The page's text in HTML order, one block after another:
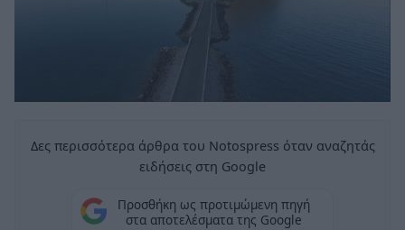
Δες περισσότερα άρθρα του Notospress όταν αναζητάς
ειδήσεις στη Google
Προσθήκη ως προτιμώμενη πηγή
στα αποτελέσματα της Google